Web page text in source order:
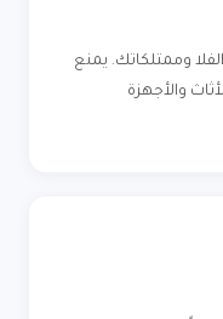
وممتلكاتك. يمنع
والأجهزة